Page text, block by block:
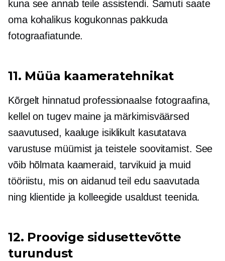
kuna see annab teile assistendi. Samuti saate
oma kohalikus kogukonnas pakkuda
fotograafiatunde.
11. Müüa kaameratehnikat
Kõrgelt hinnatud professionaalse fotograafina,
kellel on tugev maine ja märkimisväärsed
saavutused, kaaluge isiklikult kasutatava
varustuse müümist ja teistele soovitamist. See
võib hõlmata kaameraid, tarvikuid ja muid
tööriistu, mis on aidanud teil edu saavutada
ning klientide ja kolleegide usaldust teenida.
12. Proovige sidusettevõtte
turundust